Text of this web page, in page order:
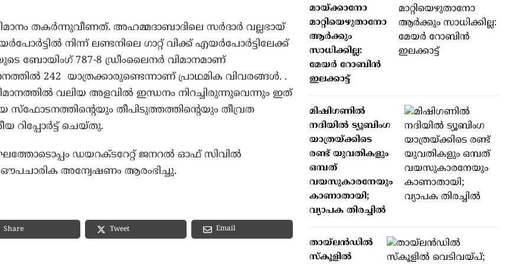
തകര്‍ന്നുവീണത്. അഹമ്മദാബാദിലെ സര്‍ദാര്‍ വല്ലഭായ്
നിന്ന് ലണ്ടനിലെ ഗാറ്റ് വിക്ക് എയര്‍പോര്‍ട്ടിലേക്ക്
ബോയിംഗ് 787-8 ഡ്രീംലൈനര്‍ വിമാനമാണ്
242 യാത്രക്കാരുണ്ടെന്നാണ് പ്രാഥമിക വിവരങ്ങള്‍. .
വലിയ അളവില്‍ ഇന്ധനം നിറച്ചിരുന്നുവെന്നും ഇത്
തീപിടുത്തത്തിന്റെയും തീവ്രത
റിപ്പോര്‍ട്ട് ചെയ്തു.
ഡയറക്ടറേറ്റ് ജനറല്‍ ഓഫ് സിവില്‍
അന്വേഷണം ആരംഭിച്ചു.
Share Tweet Email
മായ്ക്കാനോ
മാറ്റിയെഴുതാനോ
ആർക്കും
സാധിക്കില്ല:
മേയർ റോബിൻ
ഇലക്കാട്ട്
മിഷിഗണില്‍
നദിയില്‍ ട്യൂബിംഗ
യാത്രയ്ക്കിടെ
രണ്ട് യുവതികളും
ഒമ്പത്
വയസുകാരനേയും
കാണാതായി;
വ്യാപക തിരച്ചില്‍
തായ്ലന്‍ഡില്‍
സ്‌കൂളില്‍